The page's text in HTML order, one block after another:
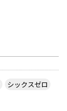
シックスゼロ